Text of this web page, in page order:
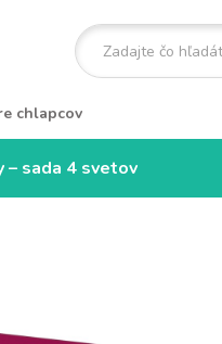
chlapcov
sada 4 svetov